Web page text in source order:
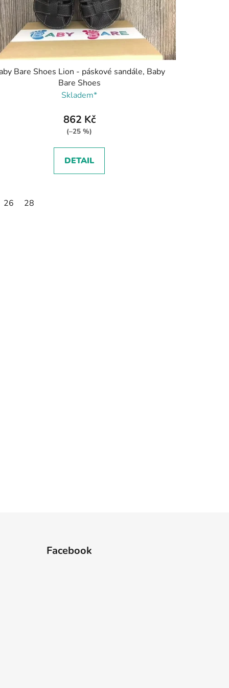
Bare Shoes Lion - páskové sandále, Baby
Bare Shoes
Skladem*
862 Kč
(–25 %)
DETAIL
26 28
Facebook